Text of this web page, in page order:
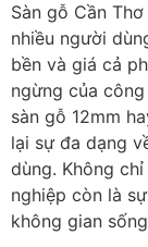
Sàn gỗ Cần
nhiều người
bền và giá cả
ngừng của
sàn gỗ 12mm
lại sự đa dạng
dùng. Không
nghiệp còn là
không gian